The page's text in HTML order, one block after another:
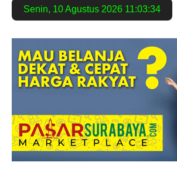
Senin, 10 Agustus 2026 11:03:36